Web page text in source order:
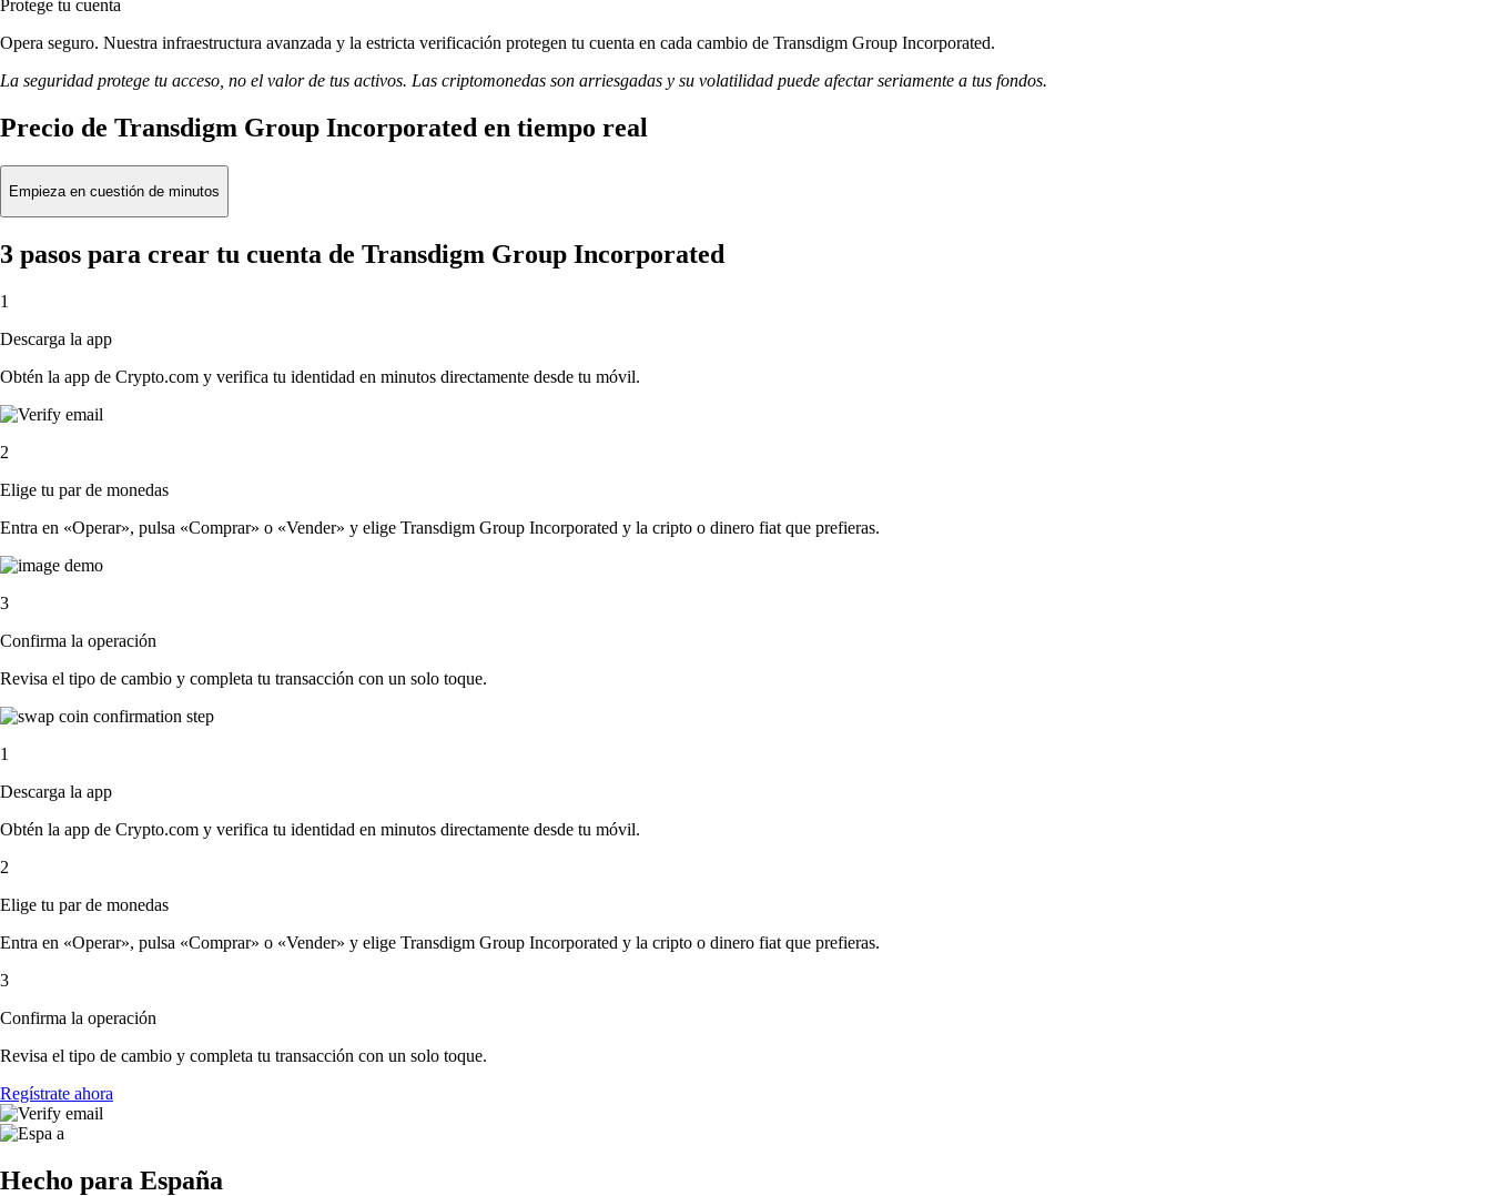
Protege tu cuenta
Opera seguro. Nuestra infraestructura avanzada y la estricta verificación protegen tu cuenta en cada cambio de Transdigm Group Incorporated.
La seguridad protege tu acceso, no el valor de tus activos. Las criptomonedas son arriesgadas y su volatilidad puede afectar seriamente a tus fondos.
Precio de Transdigm Group Incorporated en tiempo real
Empieza en cuestión de minutos
3 pasos para crear tu cuenta de Transdigm Group Incorporated
1
Descarga la app
Obtén la app de Crypto.com y verifica tu identidad en minutos directamente desde tu móvil.
2
Elige tu par de monedas
Entra en «Operar», pulsa «Comprar» o «Vender» y elige Transdigm Group Incorporated y la cripto o dinero fiat que prefieras.
3
Confirma la operación
Revisa el tipo de cambio y completa tu transacción con un solo toque.
1
Descarga la app
Obtén la app de Crypto.com y verifica tu identidad en minutos directamente desde tu móvil.
2
Elige tu par de monedas
Entra en «Operar», pulsa «Comprar» o «Vender» y elige Transdigm Group Incorporated y la cripto o dinero fiat que prefieras.
3
Confirma la operación
Revisa el tipo de cambio y completa tu transacción con un solo toque.
Regístrate ahora
Hecho para España